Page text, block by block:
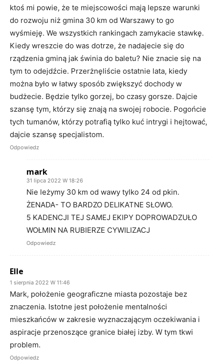
ktoś mi powie, że te miejscowości mają lepsze warunki
do rozwoju niż gmina 30 km od Warszawy to go
wyśmieję. We wszystkich rankingach zamykacie stawkę.
Kiedy wreszcie do was dotrze, że nadajecie się do
rządzenia gminą jak świnia do baletu? Nie znacie się na
tym to odejdźcie. Przerżnęliście ostatnie lata, kiedy
można było w łatwy sposób zwiększyć dochody w
budżecie. Będzie tylko gorzej, bo czasy gorsze. Dajcie
szansę tym, którzy się znają na swojej robocie. Pogońcie
tych tumanów, którzy potrafią tylko kuć intrygi i hejtować,
dajcie szansę specjalistom.
Odpowiedz
mark
31 lipca 2022 W 18:26
Nie leżymy 30 km od wawy tylko 24 od pkin.
ŻENADA- TO BARDZO DELIKATNE SŁOWO.
5 KADENCJI TEJ SAMEJ EKIPY DOPROWADZUŁO
WOŁMIN NA RUBIERZE CYWILIZACJ
Odpowiedz
Elle
1 sierpnia 2022 W 11:46
Mark, położenie geograficzne miasta pozostaje bez
znaczenia. Istotne jest położenie mentalności
mieszkańców w zakresie wyznaczającym oczekiwania i
aspiracje przenoszące granice białej izby. W tym tkwi
problem.
Odpowiedz